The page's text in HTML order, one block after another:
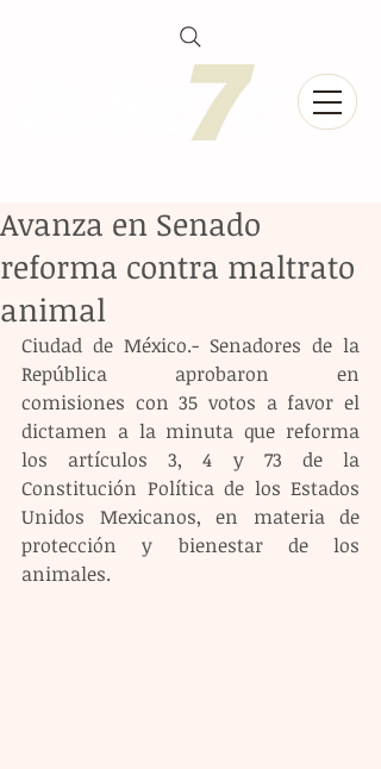
Avanza en Senado
reforma contra maltrato
animal
Ciudad de México.- Senadores de la
República aprobaron en
comisiones con 35 votos a favor el
dictamen a la minuta que reforma
los artículos 3, 4 y 73 de la
Constitución Política de los Estados
Unidos Mexicanos, en materia de
protección y bienestar de los
animales.